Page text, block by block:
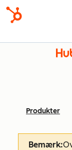
Produkter
Bemærk: